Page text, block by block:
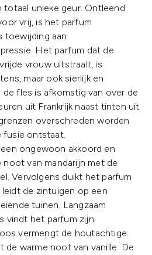
unieke geur. Ontleend
vrij, is het parfum
toewijding aan
Het parfum dat de
vrouw uitstraalt, is
maar ook sierlijk en
de fles is afkomstig van over de
uit Frankrijk naast tinten uit
overschreden worden
fusie ontstaat.
ongewoon akkoord en
noot van mandarijn met de
Vervolgens duikt het parfum
de zintuigen op een
tuinen. Langzaam
vindt het parfum zijn
vermengt de houtachtige
de warme noot van vanille. De